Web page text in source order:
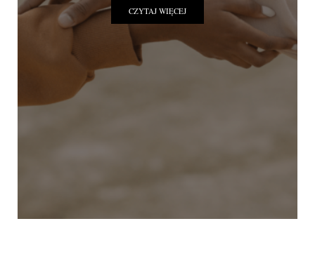
CZYTAJ WIĘCEJ